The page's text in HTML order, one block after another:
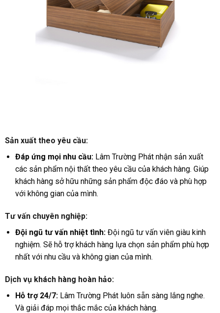
Sản xuất theo yêu cầu:
Đáp ứng mọi nhu cầu:Lâm Trường Phát nhận sản xuất
các sản phẩm nội thất theo yêu cầu của khách hàng. Giúp
khách hàng sở hữu những sản phẩm độc đáo và phù hợp
với không gian của mình.
Tư vấn chuyên nghiệp:
Đội ngũ tư vấn nhiệt tình:Đội ngũ tư vấn viên giàu kinh
nghiệm. Sẽ hỗ trợ khách hàng lựa chọn sản phẩm phù hợp
nhất với nhu cầu và không gian của mình.
Dịch vụ khách hàng hoàn hảo:
Hỗ trợ 24/7:Lâm Trường Phát luôn sẵn sàng lắng nghe.
Và giải đáp mọi thắc mắc của khách hàng.